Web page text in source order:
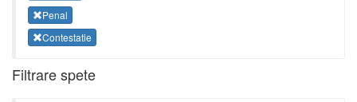
Penal
Contestatie
Filtrare spete